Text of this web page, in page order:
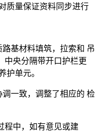
质量保证资料同步进行
基材料填筑，拉索和 吊
中央分隔带开口护栏更
护单元。
一致，调整了相应的 检
程中，如有意见或建